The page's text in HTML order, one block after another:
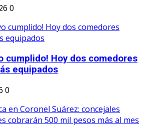
0
cumplido! Hoy dos comedores
equipados
0